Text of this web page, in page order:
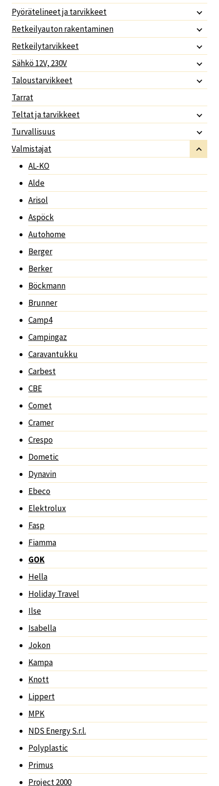
Pyörätelineet ja tarvikkeet
Retkeilyauton rakentaminen
Retkeilytarvikkeet
Sähkö 12V, 230V
Taloustarvikkeet
Tarrat
Teltat ja tarvikkeet
Turvallisuus
Valmistajat
AL-KO
Alde
Arisol
Aspöck
Autohome
Berger
Berker
Böckmann
Brunner
Camp4
Campingaz
Caravantukku
Carbest
CBE
Comet
Cramer
Crespo
Dometic
Dynavin
Ebeco
Elektrolux
Fasp
Fiamma
GOK
Hella
Holiday Travel
Ilse
Isabella
Jokon
Kampa
Knott
Lippert
MPK
NDS Energy S.r.l.
Polyplastic
Primus
Project 2000